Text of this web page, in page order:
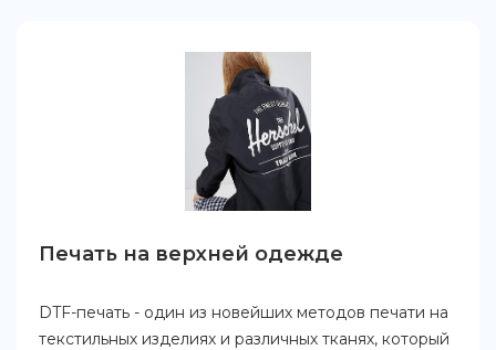
Печать на верхней одежде
DTF-печать - один из новейших методов печати на
текстильных изделиях и различных тканях, который